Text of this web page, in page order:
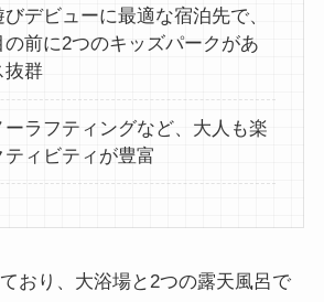
デビューに最適な宿泊先で、
前に2つのキッズパークがあ
抜群
ーラフティングなど、大人も楽
ティビティが豊富
おり、大浴場と2つの露天風呂で